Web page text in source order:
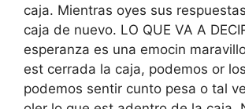
caja. Mientras oyes sus
caja de nuevo. LO QUE VA A
esperanza es una emocin
est cerrada la caja, podemos or
podemos sentir cunto pesa o tal